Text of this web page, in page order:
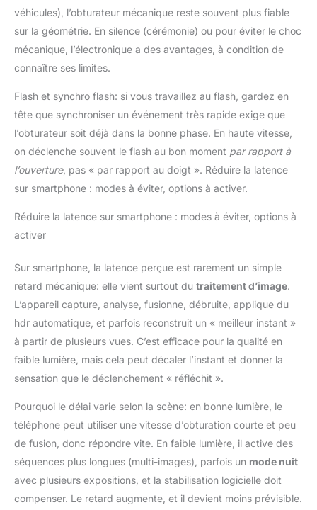
microSD MobileMate USB 3.0 pour déplacer des fichiers
volumineux ou nombreux rapidement ou juste pour réaliser des
véhicules), l’obturateur mécanique reste souvent plus fiable
sur la géométrie. En silence (cérémonie) ou pour éviter le choc
mécanique, l’électronique a des avantages, à condition de
connaître ses limites.
Flash et synchro flash: si vous travaillez au flash, gardez en
tête que synchroniser un événement très rapide exige que
l’obturateur soit déjà dans la bonne phase. En haute vitesse,
on déclenche souvent le flash au bon moment par rapport à
l’ouverture, pas « par rapport au doigt ». Réduire la latence
sur smartphone : modes à éviter, options à activer.
Réduire la latence sur smartphone : modes à éviter, options à
activer
Sur smartphone, la latence perçue est rarement un simple
retard mécanique: elle vient surtout du traitement d’image.
L’appareil capture, analyse, fusionne, débruite, applique du
hdr automatique, et parfois reconstruit un « meilleur instant »
à partir de plusieurs vues. C’est efficace pour la qualité en
faible lumière, mais cela peut décaler l’instant et donner la
sensation que le déclenchement « réfléchit ».
Pourquoi le délai varie selon la scène: en bonne lumière, le
téléphone peut utiliser une vitesse d’obturation courte et peu
de fusion, donc répondre vite. En faible lumière, il active des
séquences plus longues (multi-images), parfois un mode nuit
avec plusieurs expositions, et la stabilisation logicielle doit
compenser. Le retard augmente, et il devient moins prévisible.